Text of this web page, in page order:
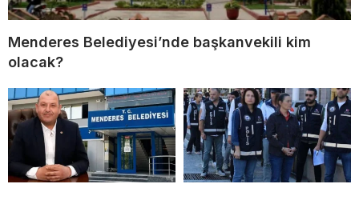
Menderes Belediyesi’nde başkanvekili kim
olacak?